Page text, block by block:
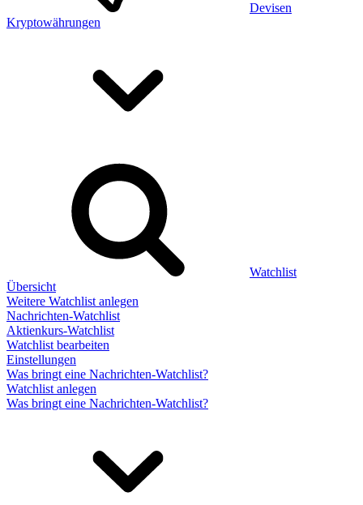
Devisen
Kryptowährungen
Watchlist
Übersicht
Weitere Watchlist anlegen
Nachrichten-Watchlist
Aktienkurs-Watchlist
Watchlist bearbeiten
Einstellungen
Was bringt eine Nachrichten-Watchlist?
Watchlist anlegen
Was bringt eine Nachrichten-Watchlist?